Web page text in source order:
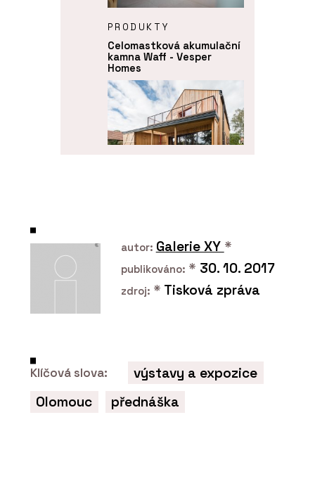
PRODUKTY
Celomastková akumulační
kamna Waff - Vesper
Homes
VESPER HOMES
autor: Galerie XY *
publikováno: * 30. 10. 2017
zdroj: * Tisková zpráva
Klíčová slova:
výstavy a expozice
Olomouc
přednáška